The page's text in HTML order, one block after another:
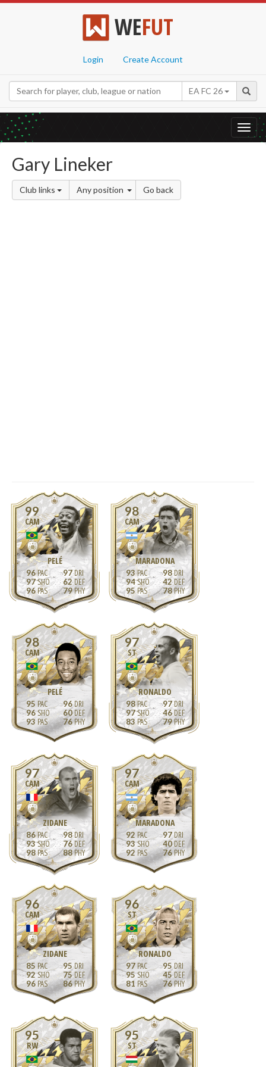
WEFUT
Login Create Account
EA FC 26
Gary Lineker
Club links Any position Go back
99
CAM
PELÉ
96
97
96
97
62
79
98
CAM
MARADONA
93
94
95
98
42
78
98
CAM
PELÉ
95
96
93
96
60
76
97
ST
RONALDO
98
97
83
97
46
79
97
CAM
ZIDANE
86
93
98
98
76
88
97
CAM
MARADONA
92
93
92
97
40
76
96
CAM
ZIDANE
85
92
96
95
75
86
96
ST
RONALDO
97
95
81
95
45
76
95
RW
95
ST